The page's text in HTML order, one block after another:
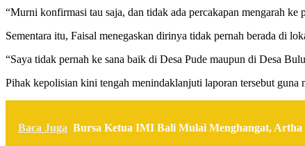
“Murni konfirmasi tau saja, dan tidak ada percakapan mengarah ke
Sementara itu, Faisal menegaskan dirinya tidak pernah berada di
“Saya tidak pernah ke sana baik di Desa Pude maupun di Desa
Pihak kepolisian kini tengah menindaklanjuti laporan tersebut
Baca Juga Bursa Ketua IMI Bali Mulai Menghangat,